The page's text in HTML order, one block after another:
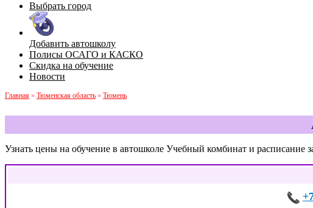
Выбрать город
Добавить автошколу
Полисы ОСАГО и КАСКО
Скидка на обучение
Новости
Главная » Тюменская область » Тюмень
Узнать цены на обучение в автошколе Учебный комбинат и